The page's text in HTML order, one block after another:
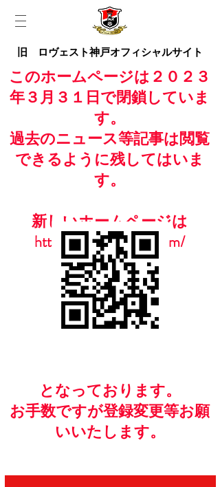
旧 ロヴェスト神戸オフィシャルサイト
このホームページは２０２３
年３月３１日で閉鎖していま
す。
過去のニュース等記事は閲覧
できるように残してはいま
す。
新しいホームページは
https://www.casailfc.com/
​となっております。
お手数ですが​登録変更等お願
いいたします。